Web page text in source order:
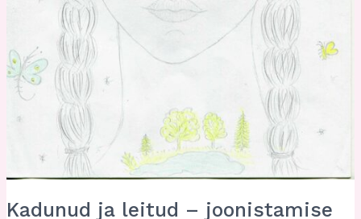
Kadunud ja leitud – joonistamise